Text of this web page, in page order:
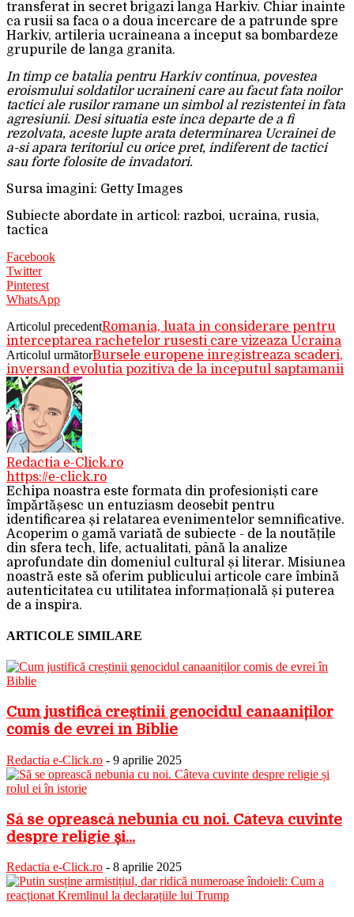
transferat in secret brigazi langa Harkiv. Chiar inainte
ca rusii sa faca o a doua incercare de a patrunde spre
Harkiv, artileria ucraineana a inceput sa bombardeze
grupurile de langa granita.
In timp ce batalia pentru Harkiv continua, povestea
eroismului soldatilor ucraineni care au facut fata noilor
tactici ale rusilor ramane un simbol al rezistentei in fata
agresiunii. Desi situatia este inca departe de a fi
rezolvata, aceste lupte arata determinarea Ucrainei de
a-si apara teritoriul cu orice pret, indiferent de tactici
sau forte folosite de invadatori.
Sursa imagini: Getty Images
Subiecte abordate in articol: razboi, ucraina, rusia,
tactica
Facebook
Twitter
Pinterest
WhatsApp
Articolul precedentRomania, luata in considerare pentru
interceptarea rachetelor rusesti care vizeaza Ucraina
Articolul următorBursele europene inregistreaza scaderi,
inversand evolutia pozitiva de la inceputul saptamanii
Redactia e-Click.ro
https://e-click.ro
Echipa noastra este formata din profesioniști care
împărtășesc un entuziasm deosebit pentru
identificarea și relatarea evenimentelor semnificative.
Acoperim o gamă variată de subiecte - de la noutățile
din sfera tech, life, actualitati, până la analize
aprofundate din domeniul cultural și literar. Misiunea
noastră este să oferim publicului articole care îmbină
autenticitatea cu utilitatea informațională și puterea
de a inspira.
ARTICOLE SIMILARE
Cum justifică creștinii genocidul canaaniților
comis de evrei în Biblie
Redactia e-Click.ro - 9 aprilie 2025
Să se oprească nebunia cu noi. Câteva cuvinte
despre religie și...
Redactia e-Click.ro - 8 aprilie 2025